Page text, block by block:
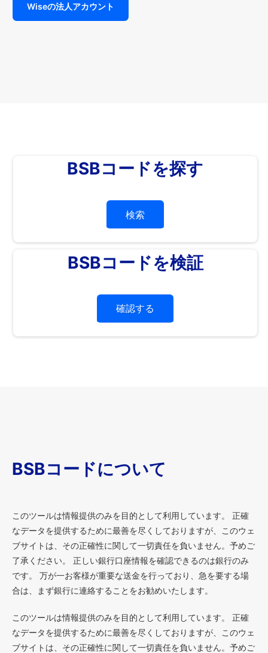
Wiseの法人アカウント
BSBコードを探す
検索
BSBコードを検証
確認する
BSBコードについて
このツールは情報提供のみを目的として利用しています。 正確
なデータを提供するために最善を尽くしておりますが、このウェ
ブサイトは、その正確性に関して一切責任を負いません。予めご
了承ください。 正しい銀行口座情報を確認できるのは銀行のみ
です。 万が一お客様が重要な送金を行っており、急を要する場
合は、まず銀行に連絡することをお勧めいたします。
このツールは情報提供のみを目的として利用しています。 正確
なデータを提供するために最善を尽くしておりますが、このウェ
ブサイトは、その正確性に関して一切責任を負いません。予めご